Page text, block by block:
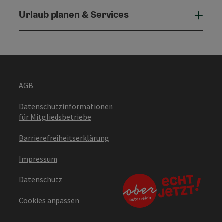
Urlaub planen & Services
AGB
Datenschutzinformationen
für Mitgliedsbetriebe
Barrierefreiheitserklärung
Impressum
Datenschutz
Cookies anpassen